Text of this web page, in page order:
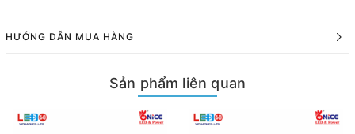
Nhiệt Độ Bảo Quản
-20℃ đến +85℃
6 Tháng
Rộng x Cao)
215 x 114 x 50mm
HƯỚNG DẪN MUA HÀNG
Sản phẩm liên quan